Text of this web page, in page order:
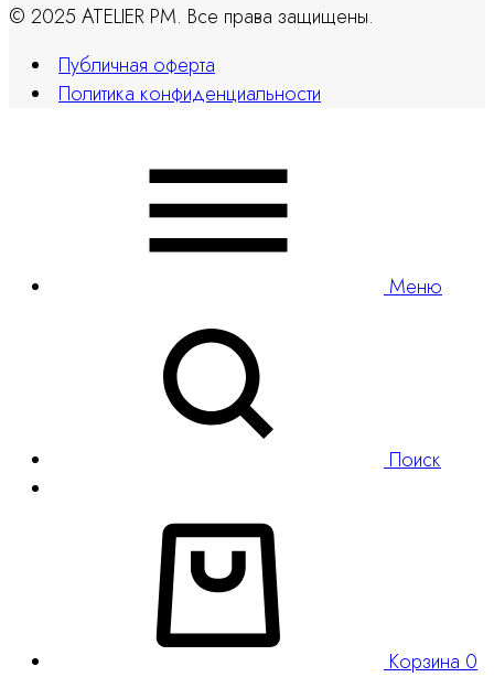
© 2025 ATELIER PM. Все права защищены.
Публичная оферта
Политика конфиденциальности
Меню
Поиск
Корзина 0